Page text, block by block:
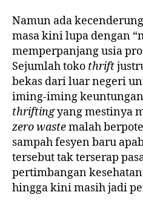
Namun ada
masa kini lupa dengan
memperpanjang usia
Sejumlah toko thrift
bekas dari luar negeri
iming-iming
thriftingyang mestinya
zero wastemalah
sampah fesyen baru
tersebut tak terserap
pertimbangan
hingga kini masih jadi